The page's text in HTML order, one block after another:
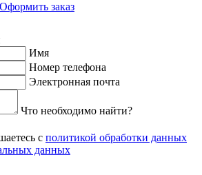
Оформить заказ
Имя
Номер телефона
Электронная почта
Что необходимо найти?
с политикой обработки данных
данных